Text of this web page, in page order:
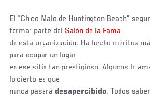
El "Chico Malo de Huntington Beach"
formar parte del Salón de la Fama
de esta organización. Ha hecho méritos
para ocupar un lugar
en ese sitio tan prestigioso. Algunos lo
lo cierto es que
nunca pasarádesapercibido. Todos